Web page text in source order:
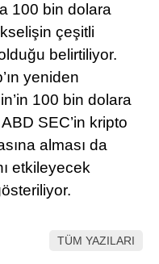
Telegram
100 bin dolara
çeşitli
belirtiliyor.
yeniden
100 bin dolara
SEC’in kripto
alması da
etkileyecek
TÜM YAZILARI